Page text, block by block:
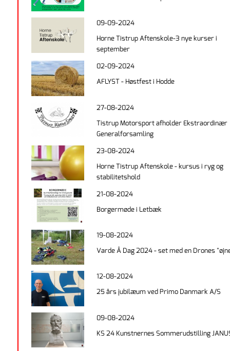
09-09-2024
Horne Tistrup Aftenskole-3 nye kurser i
september
02-09-2024
AFLYST - Høstfest i Hodde
27-08-2024
Tistrup Motorsport afholder Ekstraordinær
Generalforsamling
23-08-2024
Horne Tistrup Aftenskole - kursus i ryg og
stabilitetshold
21-08-2024
Borgermøde i Letbæk
19-08-2024
Varde Å Dag 2024 - set med en Drones
12-08-2024
25 års jubilæum ved Primo Danmark A/S
09-08-2024
KS 24 Kunstnernes Sommerudstilling